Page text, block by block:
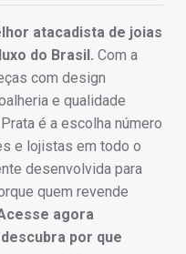
atacadista de joias
do Brasil. Com a
com design
e qualidade
é a escolha número
e lojistas em todo o
desenvolvida para
quem revende
agora
por que